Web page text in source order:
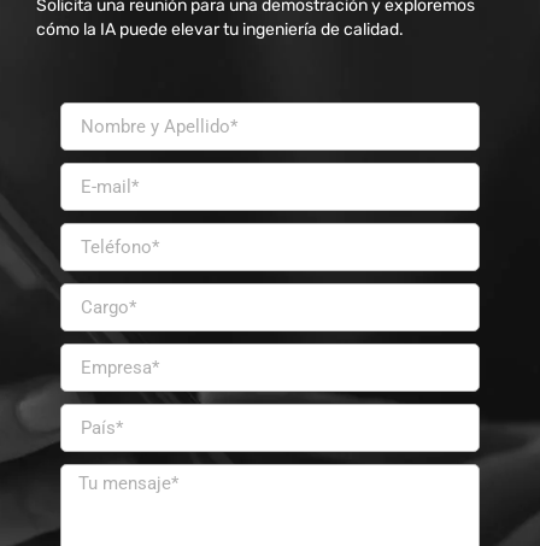
Solicita una reunión para una demostración y exploremos
cómo la IA puede elevar tu ingeniería de calidad.